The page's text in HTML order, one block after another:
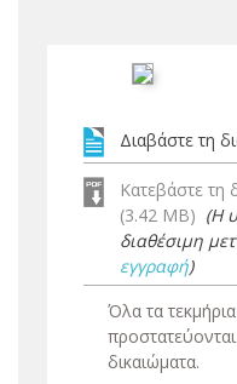
Διαβάστε τη
Κατεβάστε τη
(3.42 MB) (Η
διαθέσιμη
εγγραφή)
Όλα τα
δικαιώματα.